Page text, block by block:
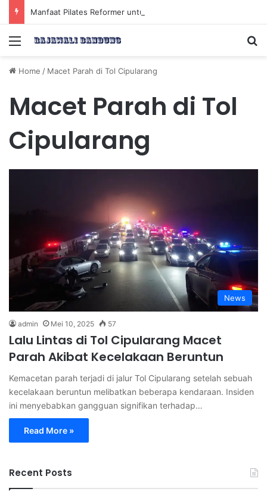
Menu
Home / Macet Parah di Tol Cipularang
Macet Parah di Tol
Cipularang
News
admin Mei 10, 2025 57
Lalu Lintas di Tol Cipularang Macet
Parah Akibat Kecelakaan Beruntun
Kemacetan parah terjadi di jalur Tol Cipularang setelah sebuah
kecelakaan beruntun melibatkan beberapa kendaraan. Insiden
ini menyebabkan gangguan signifikan terhadap…
Read More »
Recent Posts